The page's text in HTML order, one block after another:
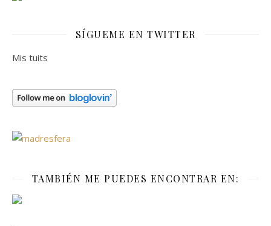
SÍGUEME EN TWITTER
Mis tuits
TAMBIÉN ME PUEDES ENCONTRAR EN: